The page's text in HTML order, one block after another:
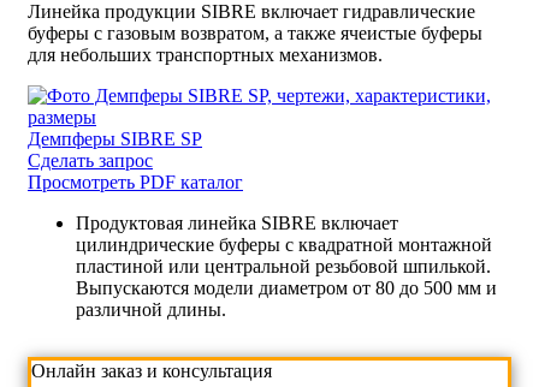
Линейка продукции SIBRE включает гидравлические
буферы с газовым возвратом, а также ячеистые буферы
для небольших транспортных механизмов.
Демпферы SIBRE SP
Сделать запрос
Просмотреть PDF каталог
Продуктовая линейка SIBRE включает
цилиндрические буферы с квадратной монтажной
пластиной или центральной резьбовой шпилькой.
Выпускаются модели диаметром от 80 до 500 мм и
различной длины.
Онлайн заказ и консультация